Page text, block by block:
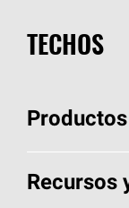
TECHOS
Productos
Elija sus tejas
Recursos